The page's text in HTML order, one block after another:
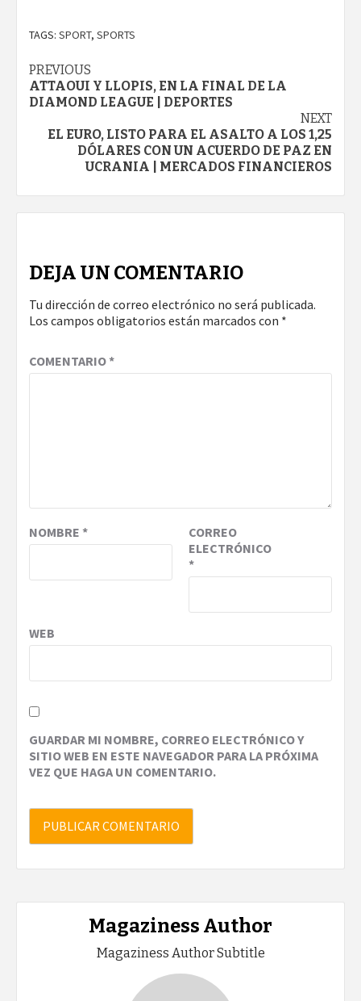
TAGS: SPORT, SPORTS
Continue
Reading
PREVIOUS
ATTAOUI Y LLOPIS, EN LA FINAL DE LA
DIAMOND LEAGUE | DEPORTES
NEXT
EL EURO, LISTO PARA EL ASALTO A LOS 1,25
DÓLARES CON UN ACUERDO DE PAZ EN
UCRANIA | MERCADOS FINANCIEROS
DEJA UN COMENTARIO
Tu dirección de correo electrónico no será publicada.
Los campos obligatorios están marcados con *
COMENTARIO*
NOMBRE *
CORREO
ELECTRÓNICO
*
WEB
GUARDAR MI NOMBRE, CORREO ELECTRÓNICO Y
SITIO WEB EN ESTE NAVEGADOR PARA LA PRÓXIMA
VEZ QUE HAGA UN COMENTARIO.
Magaziness Author
Magaziness Author Subtitle